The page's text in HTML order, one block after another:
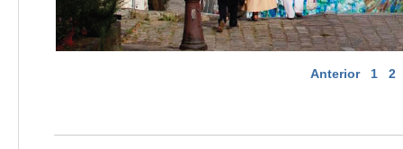
Anterior 1 2